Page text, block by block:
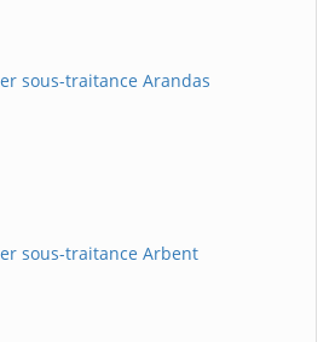
sous-traitance Arandas
sous-traitance Arbent